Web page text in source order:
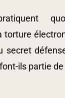
torture
secret
ils partie de